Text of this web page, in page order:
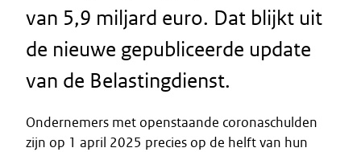
van 5,9 miljard euro. Dat blijkt uit
de nieuwe gepubliceerde update
van de Belastingdienst.
Ondernemers met openstaande coronaschulden
zijn op 1 april 2025 precies op de helft van hun